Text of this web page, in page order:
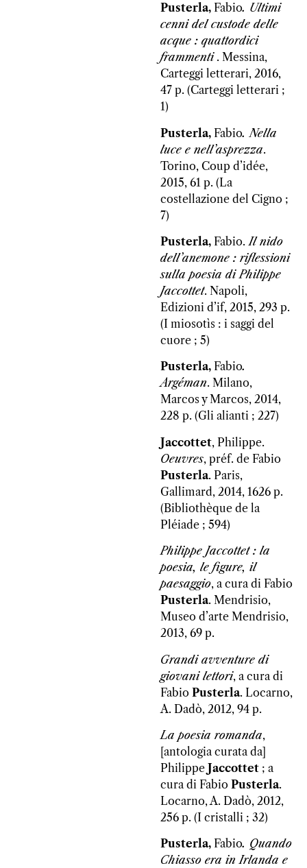
Pusterla, Fabio. Ultimi
cenni del custode delle
acque : quattordici
frammenti. Messina,
Carteggi letterari, 2016,
47 p. (Carteggi letterari ;
1)
Pusterla, Fabio. Nella
luce e nell’asprezza.
Torino, Coup d’idée,
2015, 61 p. (La
costellazione del Cigno ;
7)
Pusterla, Fabio. Il nido
dell’anemone : riflessioni
sulla poesia di Philippe
Jaccottet. Napoli,
Edizioni d’if, 2015, 293 p.
(I miosotìs : i saggi del
cuore ; 5)
Pusterla, Fabio.
Argéman. Milano,
Marcos y Marcos, 2014,
228 p. (Gli alianti ; 227)
Jaccottet, Philippe.
Oeuvres, préf. de Fabio
Pusterla. Paris,
Gallimard, 2014, 1626 p.
(Bibliothèque de la
Pléiade ; 594)
Philippe Jaccottet : la
poesia, le figure, il
paesaggio, a cura di Fabio
Pusterla. Mendrisio,
Museo d’arte Mendrisio,
2013, 69 p.
Grandi avventure di
giovani lettori, a cura di
Fabio Pusterla. Locarno,
A. Dadò, 2012, 94 p.
La poesia romanda,
[antologia curata da]
Philippe Jaccottet ; a
cura di Fabio Pusterla.
Locarno, A. Dadò, 2012,
256 p. (I cristalli ; 32)
Pusterla, Fabio. Quando
Chiasso era in Irlanda e